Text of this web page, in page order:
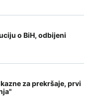
o BiH, odbijeni
za prekršaje, prvi